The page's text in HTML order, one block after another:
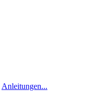
Anleitungen...